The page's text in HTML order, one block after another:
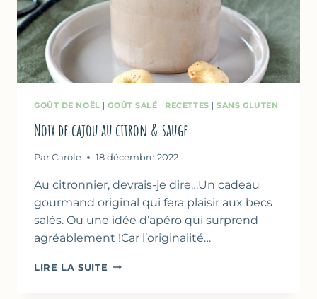
GOÛT DE NOËL |GOÛT SALÉ | RECETTES |SANS GLUTEN
Noix de cajou au citron & sauge
Par Carole 18 décembre 2022
Au citronnier, devrais-je dire…Un cadeau
gourmand original qui fera plaisir aux becs
salés. Ou une idée d’apéro qui surprend
agréablement !Car l’originalité…
LIRE LA SUITE NOIX